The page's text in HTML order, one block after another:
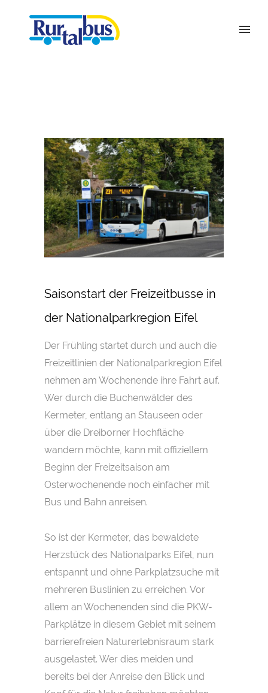
Saisonstart der Freizeitbusse in
der Nationalparkregion Eifel
Der Frühling startet durch und auch die
Freizeitlinien der Nationalparkregion Eifel
nehmen am Wochenende ihre Fahrt auf.
Wer durch die Buchenwälder des
Kermeter, entlang an Stauseen oder
über die Dreiborner Hochfläche
wandern möchte, kann mit offiziellem
Beginn der Freizeitsaison am
Osterwochenende noch einfacher mit
Bus und Bahn anreisen.
So ist der Kermeter, das bewaldete
Herzstück des Nationalparks Eifel, nun
entspannt und ohne Parkplatzsuche mit
mehreren Buslinien zu erreichen. Vor
allem an Wochenenden sind die PKW-
Parkplätze in diesem Gebiet mit seinem
barrierefreien Naturerlebnisraum stark
ausgelastet. Wer dies meiden und
bereits bei der Anreise den Blick und